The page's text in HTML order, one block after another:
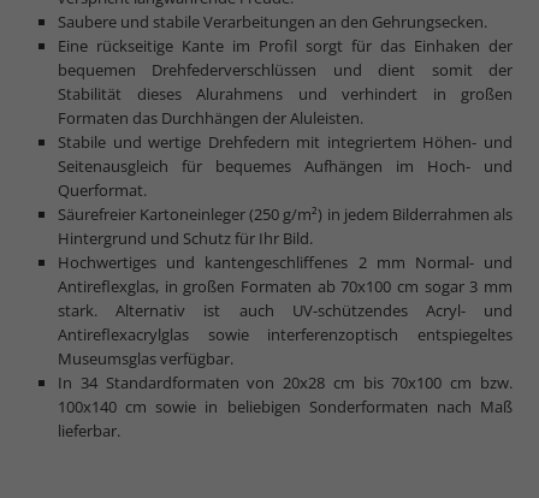
Saubere und stabile Verarbeitungen an den Gehrungsecken.
Eine rückseitige Kante im Profil sorgt für das Einhaken der
bequemen Drehfederverschlüssen und dient somit der
Stabilität dieses Alurahmens und verhindert in großen
Formaten das Durchhängen der Aluleisten.
Stabile und wertige Drehfedern mit integriertem Höhen- und
Seitenausgleich für bequemes Aufhängen im Hoch- und
Querformat.
Säurefreier Kartoneinleger (250 g/m²) in jedem Bilderrahmen als
Hintergrund und Schutz für Ihr Bild.
Hochwertiges und kantengeschliffenes 2 mm Normal- und
Antireflexglas, in großen Formaten ab 70x100 cm sogar 3 mm
stark. Alternativ ist auch UV-schützendes Acryl- und
Antireflexacrylglas sowie interferenzoptisch entspiegeltes
Museumsglas verfügbar.
In 34 Standardformaten von 20x28 cm bis 70x100 cm bzw.
100x140 cm sowie in beliebigen Sonderformaten nach Maß
lieferbar.